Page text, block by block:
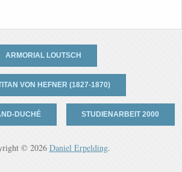
ARMORIAL LOUTSCH
VON HEFNER (1827-1870)
DUCHÉ STUDIENARBEIT 2000
© 2026 Daniel Erpelding.